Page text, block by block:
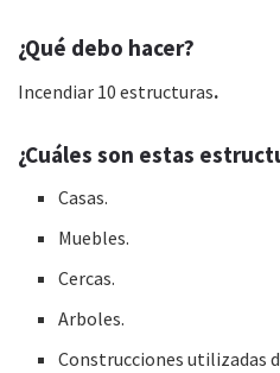
¿Qué debo hacer?
Incendiar 10 estructuras.
¿Cuáles son estas
Casas.
Muebles.
Cercas.
Arboles.
Construcciones utilizadas